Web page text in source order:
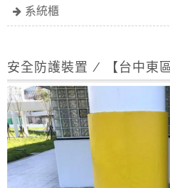
系統櫃
安全防護裝置 / 【台中東